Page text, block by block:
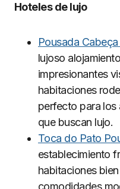
Hoteles de lujo
Pousada
lujoso
impresionantes
habitaciones
perfecto para los
que buscan lujo.
Toca do Pato
establecimiento
habitaciones
comodidades